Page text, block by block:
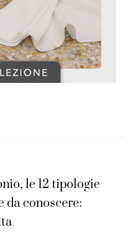
le 12 tipologie
da conoscere: